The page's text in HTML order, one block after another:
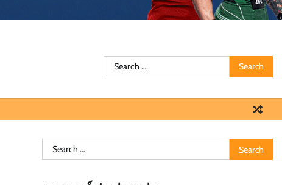
Search
for:
Search
for: